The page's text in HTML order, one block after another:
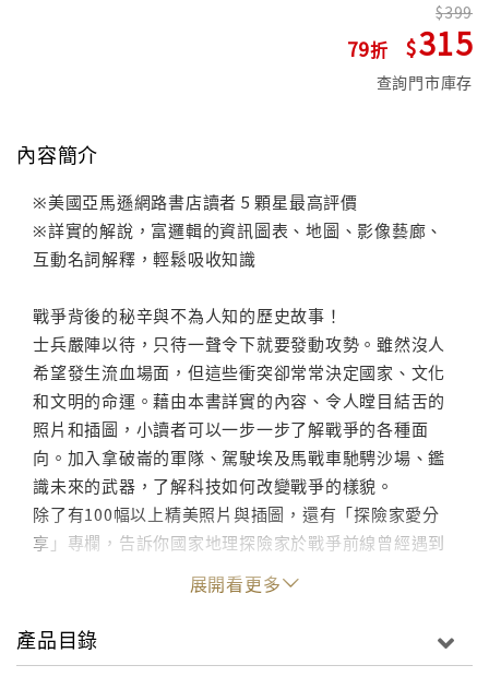
79
399
315
查詢門市庫存
內容簡介
※美國亞馬遜網路書店讀者 5 顆星最高評價
※詳實的解說，富邏輯的資訊圖表、地圖、影像藝廊、
互動名詞解釋，輕鬆吸收知識
戰爭背後的秘辛與不為人知的歷史故事！
士兵嚴陣以待，只待一聲令下就要發動攻勢。雖然沒人
希望發生流血場面，但這些衝突卻常常決定國家、文化
和文明的命運。藉由本書詳實的內容、令人瞠目結舌的
照片和插圖，小讀者可以一步一步了解戰爭的各種面
向。加入拿破崙的軍隊、駕駛埃及馬戰車馳騁沙場、鑑
識未來的武器，了解科技如何改變戰爭的樣貌。
除了有100幅以上精美照片與插圖，還有「探險家愛分
享」專欄，告訴你國家地理探險家於戰爭前線曾經遇到
的事。另外還有貫穿全書的知識錦囊、地圖、資訊圖
表、影像藝廊、超級比一比、影像外一章、互動式名詞
解釋等，各種詳盡的戰爭知識，盡在《國家地理兒童百
科 – 戰爭》！
展開看更多
產品目錄